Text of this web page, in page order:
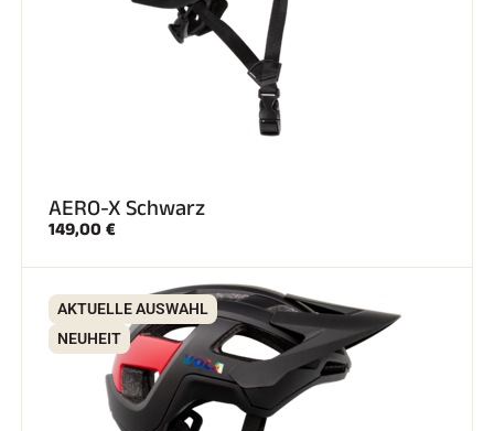
AERO-X Schwarz
149,00 €
AKTUELLE AUSWAHL
NEUHEIT